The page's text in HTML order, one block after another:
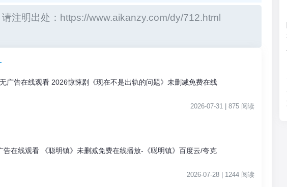
注明出处：https://www.aikanzy.com/dy/712.html
广告在线观看 2026惊悚剧《现在不是出轨的问题》未删减免费在线
2026-07-31 | 875 阅读
在线观看 《聪明镇》未删减免费在线播放-《聪明镇》百度云/夸克
2026-07-28 | 1244 阅读